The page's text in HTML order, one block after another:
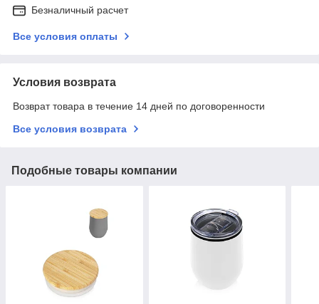
Безналичный расчет
Все условия оплаты
Условия возврата
Возврат товара в течение 14 дней по договоренности
Все условия возврата
Подобные товары компании